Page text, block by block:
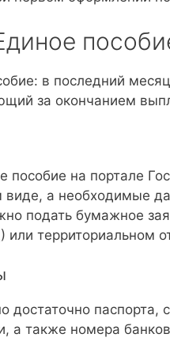
в последний
за окончанием
пособие на портале
а необходимые
подать бумажное
территориальном
достаточно паспорта,
также номера